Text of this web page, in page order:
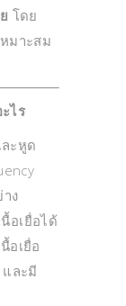
โดย
มาะสม
ไร
ะหูด
ง
อเยื่อได้
อเยื่อ
และมี